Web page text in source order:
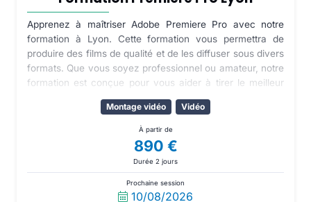
Apprenez à maîtriser Adobe Premiere Pro avec notre
formation à Lyon. Cette formation vous permettra de
produire des films de qualité et de les diffuser sous divers
formats. Que vous soyez professionnel ou amateur, notre
formation est conçue pour vous aider à tirer le meilleur
parti de ce logiciel de montage vidéo.
Montage vidéo Vidéo
À partir de
890 €
Durée 2 jours
Prochaine session
10/08/2026